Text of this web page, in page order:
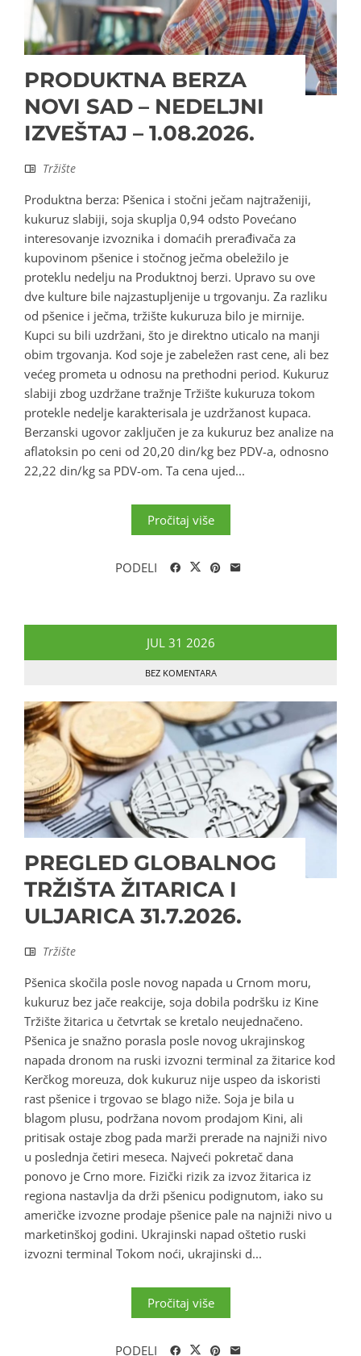
PRODUKTNA BERZA
NOVI SAD – NEDELJNI
IZVEŠTAJ – 1.08.2026.
Tržište
Produktna berza: Pšenica i stočni ječam najtraženiji,
kukuruz slabiji, soja skuplja 0,94 odsto Povećano
interesovanje izvoznika i domaćih prerađivača za
kupovinom pšenice i stočnog ječma obeležilo je
proteklu nedelju na Produktnoj berzi. Upravo su ove
dve kulture bile najzastupljenije u trgovanju. Za razliku
od pšenice i ječma, tržište kukuruza bilo je mirnije.
Kupci su bili uzdržani, što je direktno uticalo na manji
obim trgovanja. Kod soje je zabeležen rast cene, ali bez
većeg prometa u odnosu na prethodni period. Kukuruz
slabiji zbog uzdržane tražnje Tržište kukuruza tokom
protekle nedelje karakterisala je uzdržanost kupaca.
Berzanski ugovor zaključen je za kukuruz bez analize na
aflatoksin po ceni od 20,20 din/kg bez PDV-a, odnosno
22,22 din/kg sa PDV-om. Ta cena ujed...
Pročitaj više
PODELI
JUL 31 2026
BEZ KOMENTARA
PREGLED GLOBALNOG
TRŽIŠTA ŽITARICA I
ULJARICA 31.7.2026.
Tržište
Pšenica skočila posle novog napada u Crnom moru,
kukuruz bez jače reakcije, soja dobila podršku iz Kine
Tržište žitarica u četvrtak se kretalo neujednačeno.
Pšenica je snažno porasla posle novog ukrajinskog
napada dronom na ruski izvozni terminal za žitarice kod
Kerčkog moreuza, dok kukuruz nije uspeo da iskoristi
rast pšenice i trgovao se blago niže. Soja je bila u
blagom plusu, podržana novom prodajom Kini, ali
pritisak ostaje zbog pada marži prerade na najniži nivo
u poslednja četiri meseca. Najveći pokretač dana
ponovo je Crno more. Fizički rizik za izvoz žitarica iz
regiona nastavlja da drži pšenicu podignutom, iako su
američke izvozne prodaje pšenice pale na najniži nivo u
marketinškoj godini. Ukrajinski napad oštetio ruski
izvozni terminal Tokom noći, ukrajinski d...
Pročitaj više
PODELI